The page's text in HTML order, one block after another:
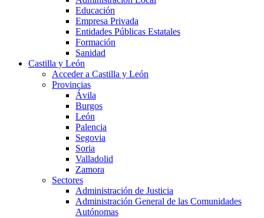
Educación
Empresa Privada
Entidades Públicas Estatales
Formación
Sanidad
Castilla y León
Acceder a Castilla y León
Provincias
Ávila
Burgos
León
Palencia
Segovia
Soria
Valladolid
Zamora
Sectores
Administración de Justicia
Administración General de las Comunidades
Autónomas